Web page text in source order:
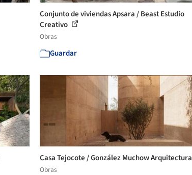
Conjunto de viviendas Apsara / Beast Estudio
Creativo
Obras
Guardar
Casa Tejocote / González Muchow Arquitectura
Obras